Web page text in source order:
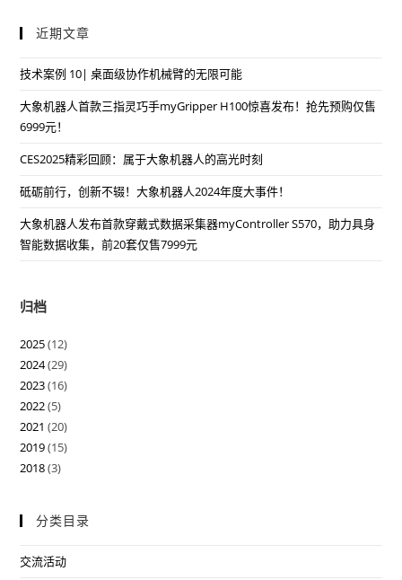
近期文章
技术案例 10| 桌面级协作机械臂的无限可能
大象机器人首款三指灵巧手myGripper H100惊喜发布！抢先预购仅售
6999元！
CES2025精彩回顾：属于大象机器人的高光时刻
砥砺前行，创新不辍！大象机器人2024年度大事件！
大象机器人发布首款穿戴式数据采集器myController S570，助力具身
智能数据收集，前20套仅售7999元
归档
2025(12)
2024(29)
2023(16)
2022(5)
2021 (20)
2019(15)
2018(3)
分类目录
交流活动